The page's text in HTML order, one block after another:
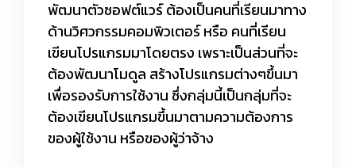
พัฒนาตัวซอฟต์แวร์ ต้องเป็นคนที่เรียนมาทาง
ด้านวิศวกรรมคอมพิวเตอร์ หรือ คนที่เรียน
เขียนโปรแกรมมาโดยตรง เพราะเป็นส่วนที่จะ
ต้องพัฒนาโมดูล สร้างโปรแกรมต่างๆขึ้นมา
เพื่อรองรับการใช้งาน ซึ่งกลุ่มนี้เป็นกลุ่มที่จะ
ต้องเขียนโปรแกรมขึ้นมาตามความต้องการ
ของผู้ใช้งาน หรือของผู้ว่าจ้าง